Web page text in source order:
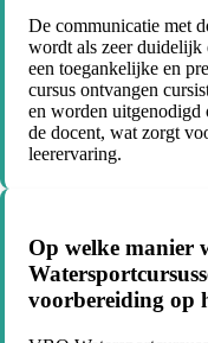
De communicatie met
wordt als zeer duidelijk
een toegankelijke en
cursus ontvangen
en worden uitgenodigd
de docent, wat zorgt
leerervaring.
Op welke manier
voorbereiding op